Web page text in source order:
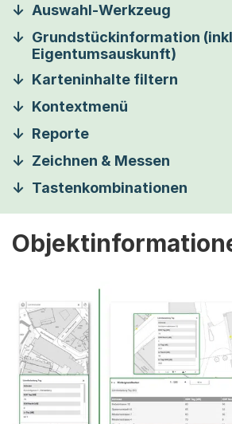
Auswahl-Werkzeug
Grundstückinformation
Eigentumsauskunft)
Karteninhalte filtern
Kontextmenü
Reporte
Zeichnen & Messen
Tastenkombinationen